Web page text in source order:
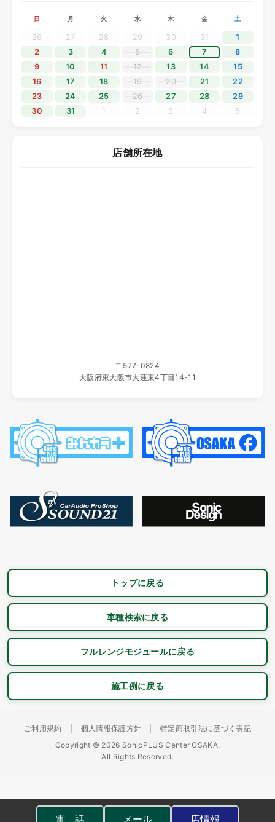
休業期間中にいただきましたお問い合わせにつきましては、
5月7日（木）より順次対応いたします。
ご不便をおかけいたしますが、何卒ご理解くださいますよう
お願い申し上げます。
2025.12.11
年末年始休業のご案内
にありがとうございます。
りやすくお届けしてまいります。
への変更をお願いいたします。
今後とも、ソニックプラスセンター大阪をよろしくお願い申
し上げます。
日 月 火 水 木 金 土
26 27 28 29 30 31
1
2
3 4 5 6 7
8
9
10 11 12 13 14
15
16
17 18 19 20 21
22
23
24 25 26 27 28
29
30
31 1 2 3 4 5
店舗所在地
〒577-0824
大阪府東大阪市大蓮東4丁目14-11
トップに戻る
車種検索に戻る
フルレンジモジュールに戻る
施工例に戻る
電 話 メール 店情報
ご利用規約 個人情報保護方針
特定商取引法に基づく表記
Copyright © 2026 SonicPLUS Center OSAKA.
All Rights Reserved.